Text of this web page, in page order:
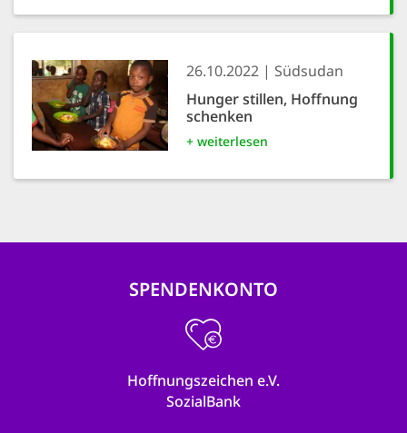
26.10.2022
Südsudan
Hunger stillen, Hoffnung
schenken
+ weiterlesen
SPENDENKONTO
Hoffnungszeichen e.V.
SozialBank